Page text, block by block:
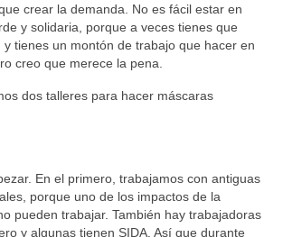
crear la demanda. No es fácil estar en
y solidaria, porque a veces tienes que
tienes un montón de trabajo que hacer en
creo que merece la pena.
dos talleres para hacer máscaras
En el primero, trabajamos con antiguas
porque uno de los impactos de la
pueden trabajar. También hay trabajadoras
y algunas tienen SIDA. Así que durante